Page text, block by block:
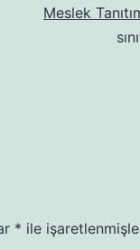
Meslek
* ile